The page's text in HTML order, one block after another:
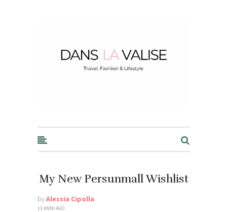
My New Persunmall Wishlist
byAlessia Cipolla
13 ANNI AGO